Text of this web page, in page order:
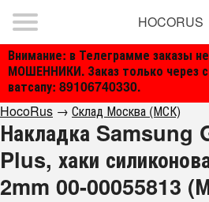
Внимание: в Телеграмме заказы
МОШЕННИКИ. Заказ только через
ватсапу: 89106740330.
HOCORUS
HocoRus → Склад Москва (МСК)
Накладка Samsung
Plus, хаки
2mm 00-00055813